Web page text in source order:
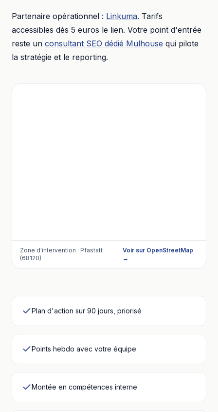
Partenaire opérationnel : Linkuma. Tarifs
accessibles dès 5 euros le lien. Votre point d'entrée
reste un consultant SEO dédié Mulhouse qui pilote
la stratégie et le reporting.
Zone d'intervention : Pfastatt
(68120)
Voir sur OpenStreetMap
→
Plan d'action sur 90 jours, priorisé
Points hebdo avec votre équipe
Montée en compétences interne